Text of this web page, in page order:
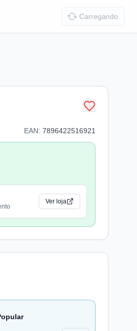
Carregando
EAN: 7896422516921
Ver loja